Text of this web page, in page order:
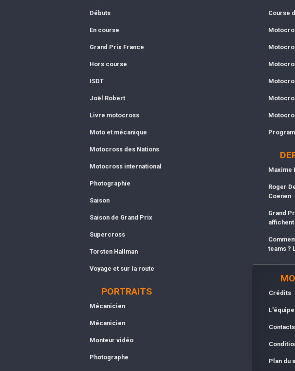
Débuts
En course
Grand Prix France
Hors course
ISDT
Joël Robert
Livre motocross
Moto et mécanique
Motocross des Nations
Motocross international
Photographie
Saison
Saison de Grand Prix
Supercross
Torsten Hallman
Voyage et sur la route
PORTRAITS
Mécanicien
Mécanicien
Monteur vidéo
Photographe
Course
Maxime
Roger
Coenen
Grand
teams ?
Crédits
L'équipe
Contacts
Plan du